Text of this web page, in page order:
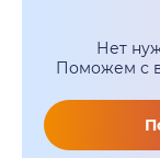
Нет
Поможем с